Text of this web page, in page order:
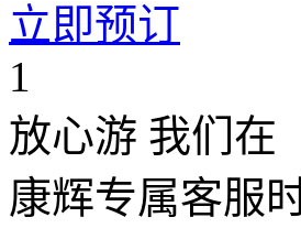
立即预订
1
放心游 我们在
康辉专属客服